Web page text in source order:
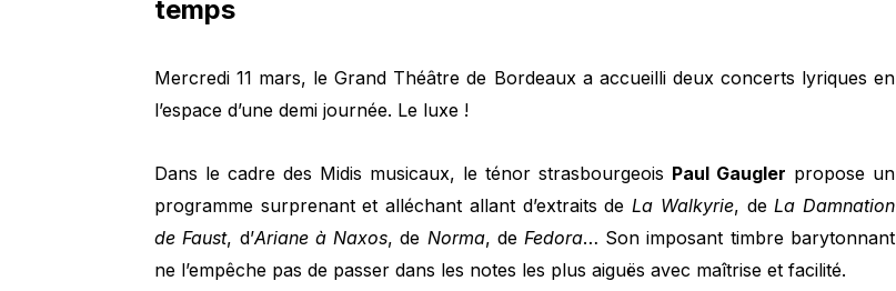
temps
Mercredi 11 mars, le Grand Théâtre de Bordeaux a accueilli deux concerts lyriques en
l’espace d’une demi journée. Le luxe !
Dans le cadre des Midis musicaux, le ténor strasbourgeois Paul Gaugler propose un
programme surprenant et alléchant allant d’extraits deLa Walkyrie, deLa Damnation
de Faust, d’Ariane à Naxos, de Norma, de Fedora… Son imposant timbre barytonnant
ne l’empêche pas de passer dans les notes les plus aiguës avec maîtrise et facilité.